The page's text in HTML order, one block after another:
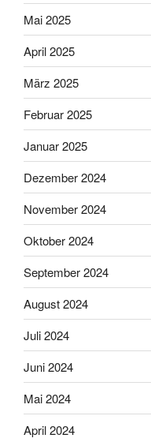
Mai 2025
April 2025
März 2025
Februar 2025
Januar 2025
Dezember 2024
November 2024
Oktober 2024
September 2024
August 2024
Juli 2024
Juni 2024
Mai 2024
April 2024